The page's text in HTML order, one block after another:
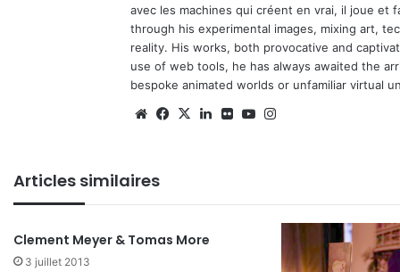
avec les machines qui créent en vrai, il joue et
through his experimental images, mixing art,
reality. His works, both provocative and
use of web tools, he has always awaited the
bespoke animated worlds or unfamiliar virtual
We Fa
X
Lin Fli Yo
Articles similaires
Clement Meyer & Tomas More
3 juillet 2013